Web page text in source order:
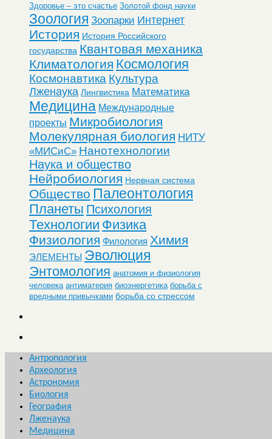
Здоровье – это счастье Золотой фонд науки
Зоология Зоопарки Интернет
История История Российского
государства Квантовая механика
Климатология Космология
Космонавтика Культура
Лженаука Лингвистика Математика
Медицина Международные
проекты Микробиология
Молекулярная биология НИТУ
«МИСиС» Нанотехнологии
Наука и общество
Нейробиология Нервная система
Общество Палеонтология
Планеты Психология
Технологии Физика
Физиология Филология Химия
ЭЛЕМЕНТЫ Эволюция
Энтомология анатомия и физиология
человека антиматерия биоэнергетика борьба с
вредными привычками борьба со стрессом
Антропология
Археология
Астрономия
Биология
География
Лженаука
Медицина